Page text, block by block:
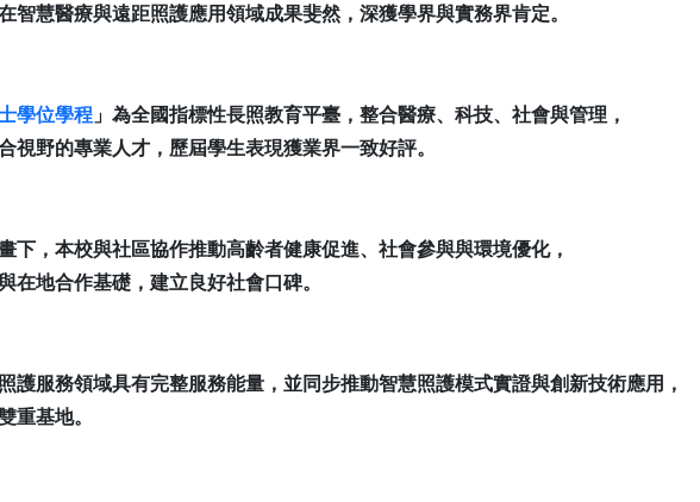
智慧醫療與遠距照護應用領域成果斐然，深獲學界與實務界肯定。
學位學程 」為全國指標性長照教育平臺，整合醫療、科技、社會與管理，
視野的專業人才，歷屆學生表現獲業界一致好評。
下，本校與社區協作推動高齡者健康促進、社會參與與環境優化，
在地合作基礎，建立良好社會口碑。
護服務領域具有完整服務能量，並同步推動智慧照護模式實證與創新技術應用，
重基地。